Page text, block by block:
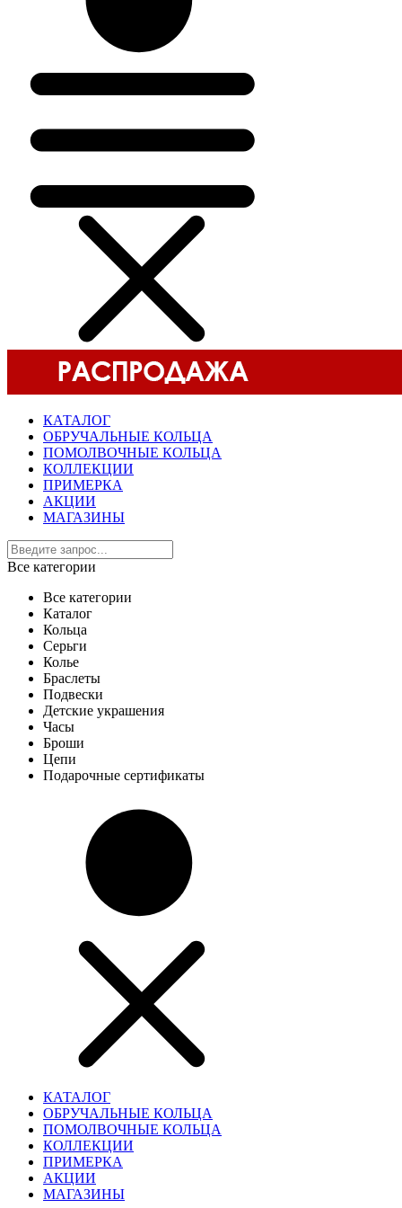
КАТАЛОГ
ОБРУЧАЛЬНЫЕ КОЛЬЦА
ПОМОЛВОЧНЫЕ КОЛЬЦА
КОЛЛЕКЦИИ
ПРИМЕРКА
АКЦИИ
МАГАЗИНЫ
Все категории
Все категории
Каталог
Кольца
Серьги
Колье
Браслеты
Подвески
Детские украшения
Часы
Броши
Цепи
Подарочные сертификаты
КАТАЛОГ
ОБРУЧАЛЬНЫЕ КОЛЬЦА
ПОМОЛВОЧНЫЕ КОЛЬЦА
КОЛЛЕКЦИИ
ПРИМЕРКА
АКЦИИ
МАГАЗИНЫ